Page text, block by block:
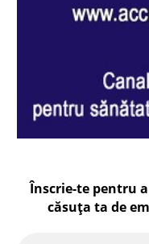
Înscrie-te pentru
căsuța ta de